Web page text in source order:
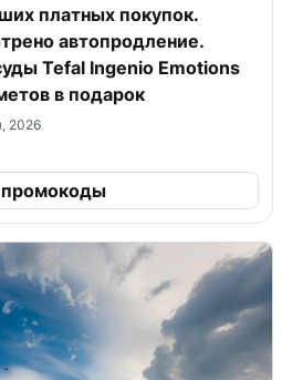
платных покупок.
автопродление.
Tefal Ingenio Emotions
в подарок
2026